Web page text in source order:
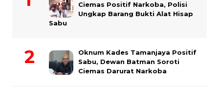
Ciemas Positif Narkoba, Polisi
Ungkap Barang Bukti Alat Hisap
Sabu
Oknum Kades Tamanjaya Positif
Sabu, Dewan Batman Soroti
Ciemas Darurat Narkoba